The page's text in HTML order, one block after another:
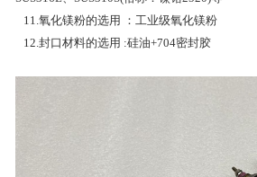
11.氧化镁粉的选用 ：工业级氧化镁粉
12.封口材料的选用 :硅油+704密封胶